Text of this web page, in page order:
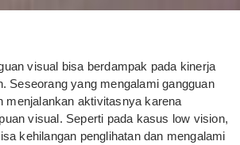
visual bisa berdampak pada kinerja
Seseorang yang mengalami gangguan
menjalankan aktivitasnya karena
visual. Seperti pada kasus low vision,
kehilangan penglihatan dan mengalami